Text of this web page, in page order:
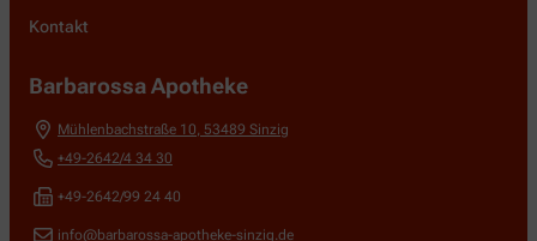
Kontakt
Barbarossa Apotheke
Mühlenbachstraße 10, 53489 Sinzig
+49-2642/4 34 30
+49-2642/99 24 40
info@barbarossa-apotheke-sinzig.de